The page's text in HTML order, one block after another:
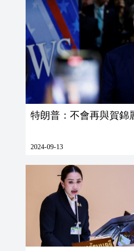
特朗普：不會再與賀錦
2024-09-13